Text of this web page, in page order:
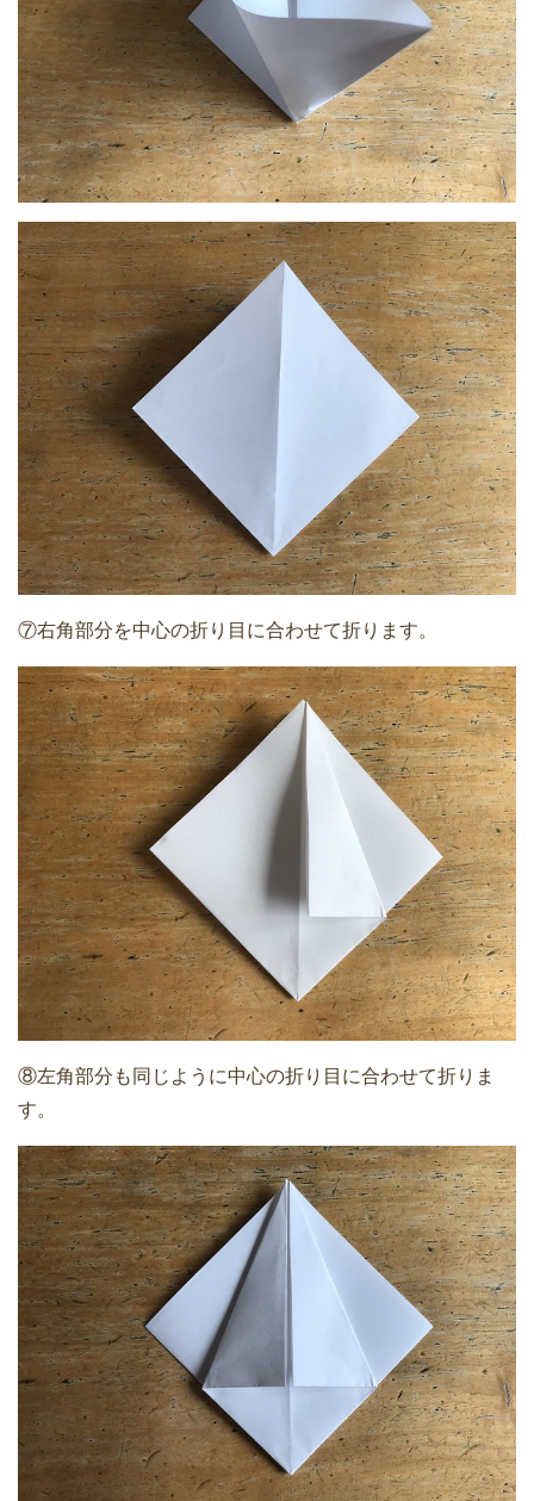
⑦右角部分を中心の折り目に合わせて折ります。
⑧左角部分も同じように中心の折り目に合わせて折りま
す。